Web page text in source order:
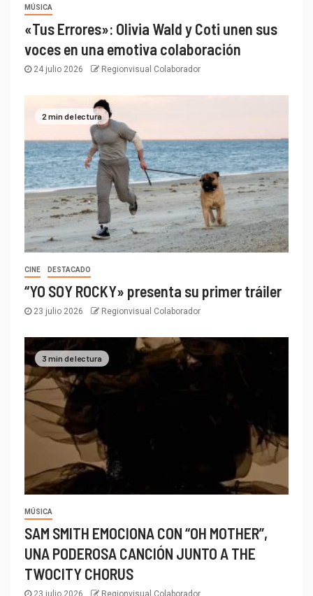
MÚSICA
«Tus Errores»: Olivia Wald y Coti unen sus
voces en una emotiva colaboración
24 julio 2026 Regionvisual Colaborador
2 min de lectura
CINE DESTACADO
“YO SOY ROCKY» presenta su primer tráiler
23 julio 2026 Regionvisual Colaborador
3 min de lectura
MÚSICA
SAM SMITH EMOCIONA CON “OH MOTHER”,
UNA PODEROSA CANCIÓN JUNTO A THE
TWOCITY CHORUS
23 julio 2026 Regionvisual Colaborador